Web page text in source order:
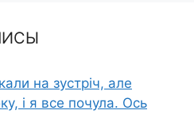
на зустріч, але
і я все почула. Ось